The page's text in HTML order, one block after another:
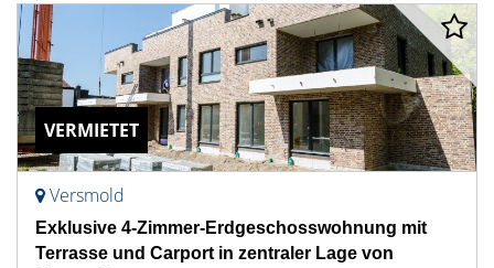
VERMIETET
Versmold
Exklusive 4-Zimmer-Erdgeschosswohnung mit
Terrasse und Carport in zentraler Lage von